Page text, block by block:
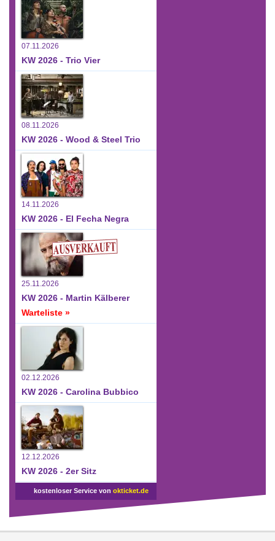
07.11.2026
KW 2026 - Trio Vier
08.11.2026
KW 2026 - Wood & Steel Trio
14.11.2026
KW 2026 - El Fecha Negra
25.11.2026
KW 2026 - Martin Kälberer
Warteliste »
02.12.2026
KW 2026 - Carolina Bubbico
12.12.2026
KW 2026 - 2er Sitz
kostenloser Service von okticket.de